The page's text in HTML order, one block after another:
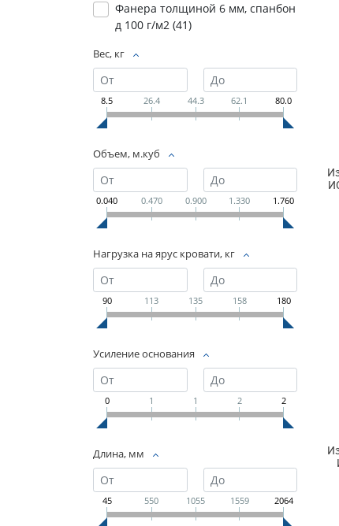
Фанера толщиной 6 мм, спанбон
д 100 г/м2 (41)
Вес, кг
8.5 26.4 44.3 62.1 80.0
Объем, м.куб
0.040 0.470 0.900 1.330 1.760
Нагрузка на ярус кровати, кг
90 113 135 158 180
Усиление основания
0 1 1 2 2
Длина, мм
45 550 1055 1559 2064